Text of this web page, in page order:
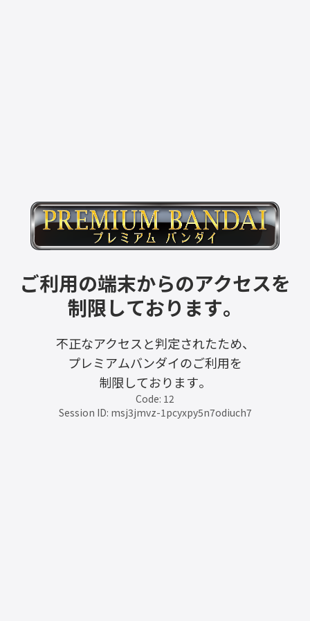
ご利用の端末からのアクセスを
制限しております。
不正なアクセスと判定されたため、
プレミアムバンダイのご利用を
制限しております。
Code: 12
Session ID: msj3jmvz-1pcyxpy5n7odiuch7